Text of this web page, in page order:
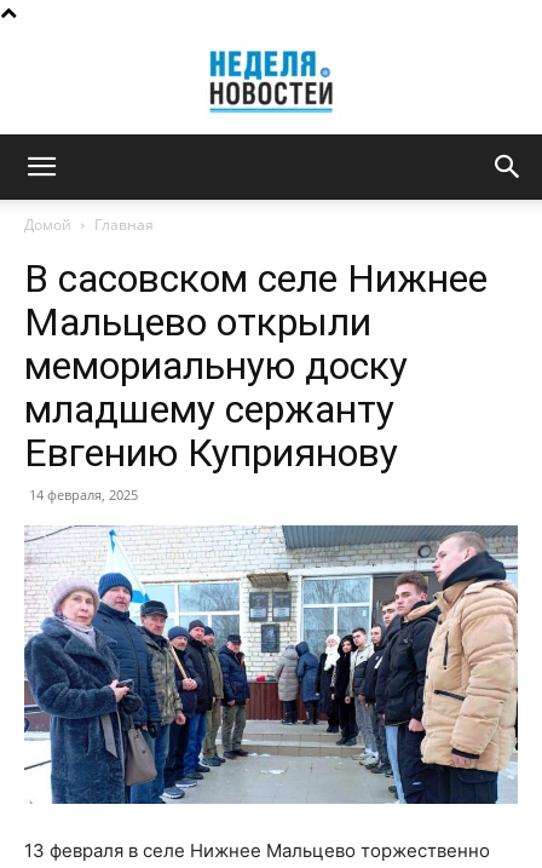
новостей
Домой Главная
В сасовском селе Нижнее
Мальцево открыли
мемориальную доску
младшему сержанту
Евгению Куприянову
14 февраля, 2025
13 февраля в селе Нижнее Мальцево торжественно